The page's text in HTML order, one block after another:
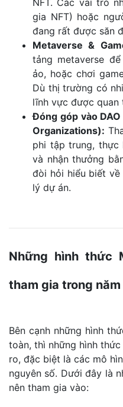
gia NFT) hoặc
đang rất được săn
Metaverse &
tảng metaverse
ảo, hoặc chơi
Dù thị trường có
lĩnh vực được quan
Đóng góp vào
Organizations):
phi tập trung, thực
và nhận thưởng
đòi hỏi hiểu biết về
lý dự án.
Những hình thức
tham gia trong
Bên cạnh những hình
toàn, thì những hình
ro, đặc biệt là các mô
nguyên số. Dưới đây là
nên tham gia vào: